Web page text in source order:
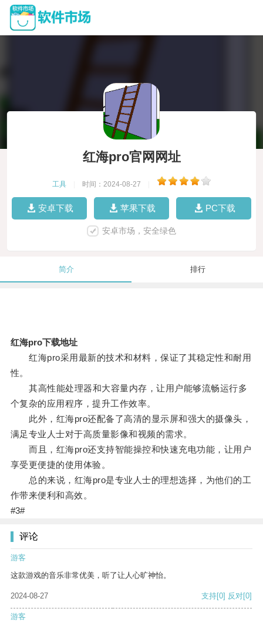
红海pro官网网址
工具 时间：2024-08-27
安卓下载 苹果下载 PC下载
安卓市场，安全绿色
简介 排行
红海pro下载地址
红海pro采用最新的技术和材料，保证了其稳定性和耐用
性。
其高性能处理器和大容量内存，让用户能够流畅运行多
个复杂的应用程序，提升工作效率。
此外，红海pro还配备了高清的显示屏和强大的摄像头，
满足专业人士对于高质量影像和视频的需求。
而且，红海pro还支持智能操控和快速充电功能，让用户
享受更便捷的使用体验。
总的来说，红海pro是专业人士的理想选择，为他们的工
作带来便利和高效。
#3#
评论
游客
这款游戏的音乐非常优美，听了让人心旷神怡。
2024-08-27 支持[0] 反对[0]
游客